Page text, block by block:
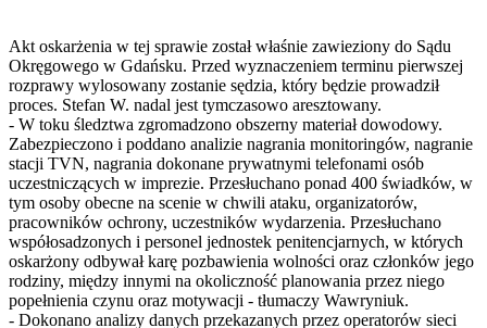
Akt oskarżenia w tej sprawie został właśnie zawieziony do Sądu
Okręgowego w Gdańsku. Przed wyznaczeniem terminu pierwszej
rozprawy wylosowany zostanie sędzia, który będzie prowadził
proces. Stefan W. nadal jest tymczasowo aresztowany.
- W toku śledztwa zgromadzono obszerny materiał dowodowy.
Zabezpieczono i poddano analizie nagrania monitoringów, nagranie
stacji TVN, nagrania dokonane prywatnymi telefonami osób
uczestniczących w imprezie. Przesłuchano ponad 400 świadków, w
tym osoby obecne na scenie w chwili ataku, organizatorów,
pracowników ochrony, uczestników wydarzenia. Przesłuchano
współosadzonych i personel jednostek penitencjarnych, w których
oskarżony odbywał karę pozbawienia wolności oraz członków jego
rodziny, między innymi na okoliczność planowania przez niego
popełnienia czynu oraz motywacji - tłumaczy Wawryniuk.
- Dokonano analizy danych przekazanych przez operatorów sieci